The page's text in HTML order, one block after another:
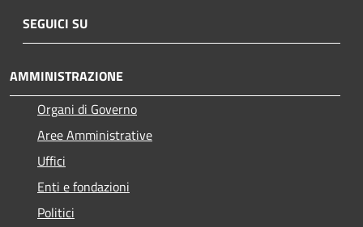
SEGUICI SU
AMMINISTRAZIONE
Organi di Governo
Aree Amministrative
Uffici
Enti e fondazioni
Politici